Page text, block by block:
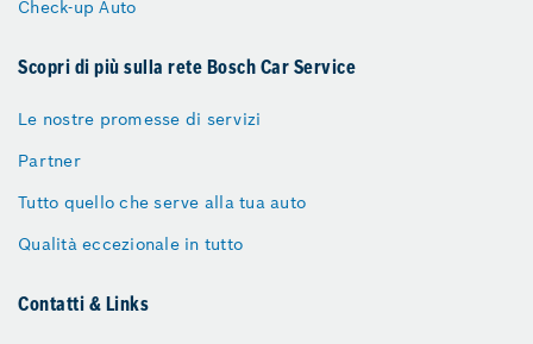
Check-up Auto
Scopri di più sulla rete Bosch Car Service
Le nostre promesse di servizi
Partner
Tutto quello che serve alla tua auto
Qualità eccezionale in tutto
Contatti & Links